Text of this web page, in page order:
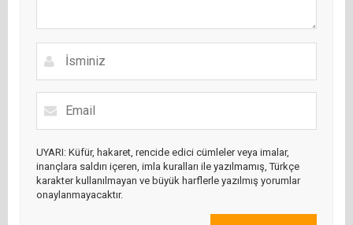
UYARI: Küfür, hakaret, rencide edici cümleler veya imalar,
inançlara saldırı içeren, imla kuralları ile yazılmamış, Türkçe
karakter kullanılmayan ve büyük harflerle yazılmış yorumlar
onaylanmayacaktır.